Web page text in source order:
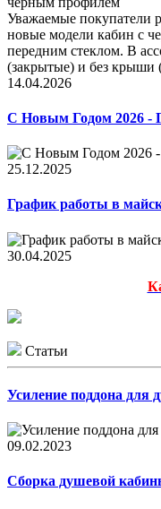
Уважаемые покупатели
новые модели кабин с
передним стеклом. В
(закрытые) и без крыши
14.04.2026
С Новым Годом 2026 -
25.12.2025
График работы в
30.04.2025
Статьи
Усиление поддона для
09.02.2023
Сборка душевой